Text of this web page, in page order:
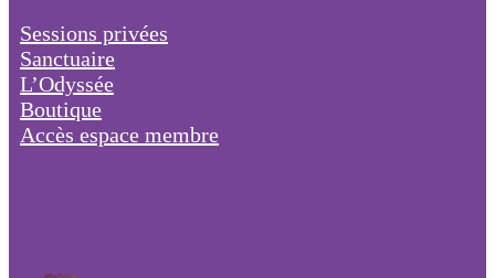
Sessions privées
Sanctuaire
L’Odyssée
Boutique
Accès espace membre